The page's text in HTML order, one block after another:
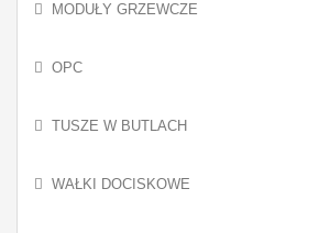
MODUŁY GRZEWCZE
OPC
TUSZE W BUTLACH
WAŁKI DOCISKOWE